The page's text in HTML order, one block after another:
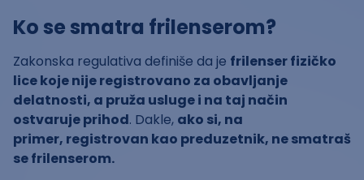
Ko se smatra frilenserom?
Zakonska regulativa definiše da je frilenser fizičko
lice koje nije registrovano za obavljanje
delatnosti, a pruža usluge i na taj način
ostvaruje prihod. Dakle, ako si, na
primer, registrovan kao preduzetnik, ne smatraš
se frilenserom.